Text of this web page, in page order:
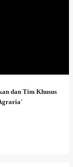
dan Tim Khusus